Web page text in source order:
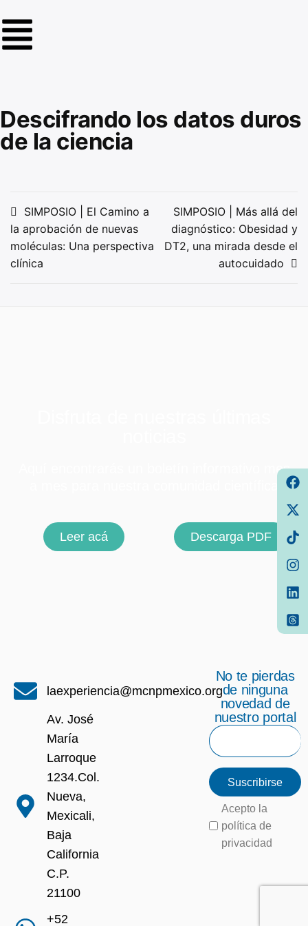
Descifrando los datos duros
de la ciencia
SIMPOSIO | El Camino a
la aprobación de nuevas
moléculas: Una perspectiva
clínica
SIMPOSIO | Más allá del
diagnóstico: Obesidad y
DT2, una mirada desde el
autocuidado
Aquí encontrarás un boletín informativo mes
Leer acá Descarga PDF
laexperiencia@mcnpmexico.org
Av. José
María
Larroque
1234.Col.
Nueva,
Mexicali,
Baja
California
C.P.
21100
+52
No te pierdas
de ninguna
novedad de
nuestro portal
Suscribirse
Acepto la
política de
privacidad